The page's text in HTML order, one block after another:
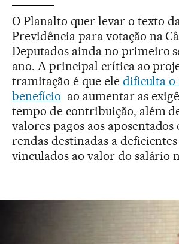
O Planalto quer levar o texto
Previdência para votação na
Deputados ainda no primeiro
ano. A principal crítica ao
tramitação é que ele dificulta o
benefício ao aumentar as
tempo de contribuição, além
valores pagos aos
rendas destinadas a
vinculados ao valor do salário